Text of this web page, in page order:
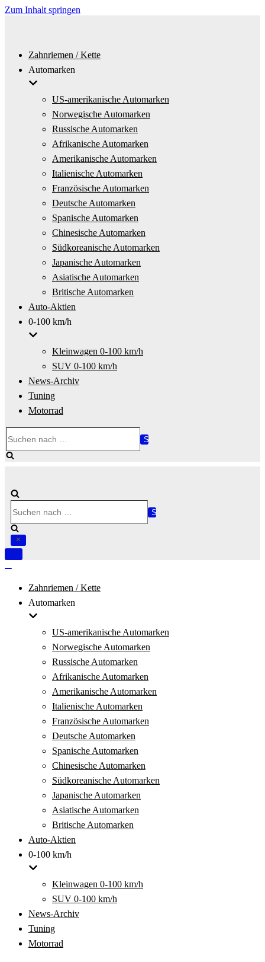
Zum Inhalt springen
Zahnriemen / Kette
Automarken
US-amerikanische Automarken
Norwegische Automarken
Russische Automarken
Afrikanische Automarken
Amerikanische Automarken
Italienische Automarken
Französische Automarken
Deutsche Automarken
Spanische Automarken
Chinesische Automarken
Südkoreanische Automarken
Japanische Automarken
Asiatische Automarken
Britische Automarken
Auto-Aktien
0-100 km/h
Kleinwagen 0-100 km/h
SUV 0-100 km/h
News-Archiv
Tuning
Motorrad
nach …
nach …
Navigation
Zahnriemen / Kette
Automarken
US-amerikanische Automarken
Norwegische Automarken
Russische Automarken
Afrikanische Automarken
Amerikanische Automarken
Italienische Automarken
Französische Automarken
Deutsche Automarken
Spanische Automarken
Chinesische Automarken
Südkoreanische Automarken
Japanische Automarken
Asiatische Automarken
Britische Automarken
Auto-Aktien
0-100 km/h
Kleinwagen 0-100 km/h
SUV 0-100 km/h
News-Archiv
Tuning
Motorrad